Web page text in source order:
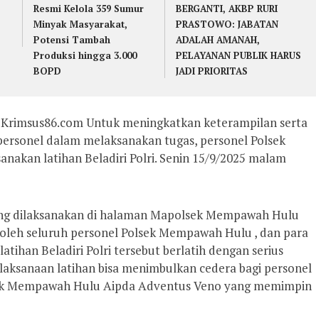
Resmi Kelola 359 Sumur
Minyak Masyarakat,
Potensi Tambah
Produksi hingga 3.000
BOPD
BERGANTI, AKBP RURI
PRASTOWO: JABATAN
ADALAH AMANAH,
PELAYANAN PUBLIK HARUS
JADI PRIORITAS
Untuk meningkatkan keterampilan serta
dalam melaksanakan tugas, personel Polsek
latihan Beladiri Polri. Senin 15/9/2025 malam
dilaksanakan di halaman Mapolsek Mempawah Hulu
seluruh personel Polsek Mempawah Hulu , dan para
Beladiri Polri tersebut berlatih dengan serius
latihan bisa menimbulkan cedera bagi personel
Mempawah Hulu Aipda Adventus Veno yang memimpin